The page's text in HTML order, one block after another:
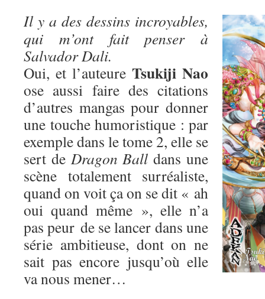
Il y a des dessins incroyables,
qui m’ont fait penser à
Salvador Dali.
Oui, et l’auteure Tsukiji Nao
ose aussi faire des citations
d’autres mangas pour donner
une touche humoristique : par
exemple dans le tome 2, elle se
sert de Dragon Ball dans une
scène totalement surréaliste,
quand on voit ça on se dit « ah
oui quand même », elle n’a
pas peur de se lancer dans une
série ambitieuse, dont on ne
sait pas encore jusqu’où elle
va nous mener…